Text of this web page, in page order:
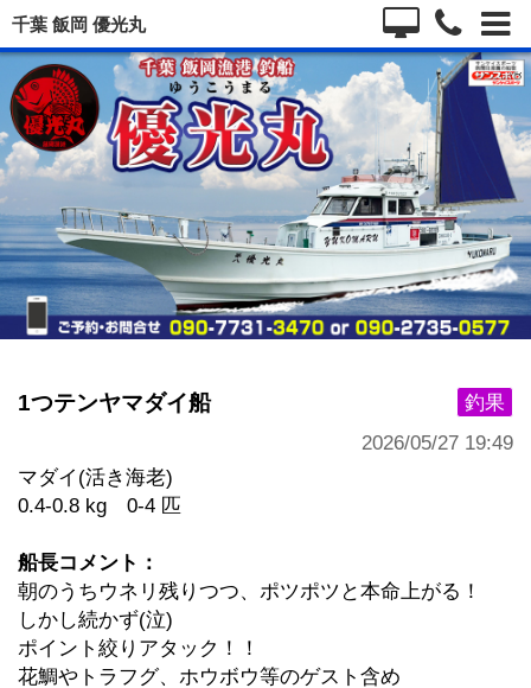
千葉 飯岡 優光丸
釣果
1つテンヤマダイ船
2026/05/27 19:49
マダイ(活き海老)
0.4-0.8 kg 0-4 匹
船長コメント：
朝のうちウネリ残りつつ、ポツポツと本命上がる！
しかし続かず(泣)
ポイント絞りアタック！！
花鯛やトラフグ、ホウボウ等のゲスト含め